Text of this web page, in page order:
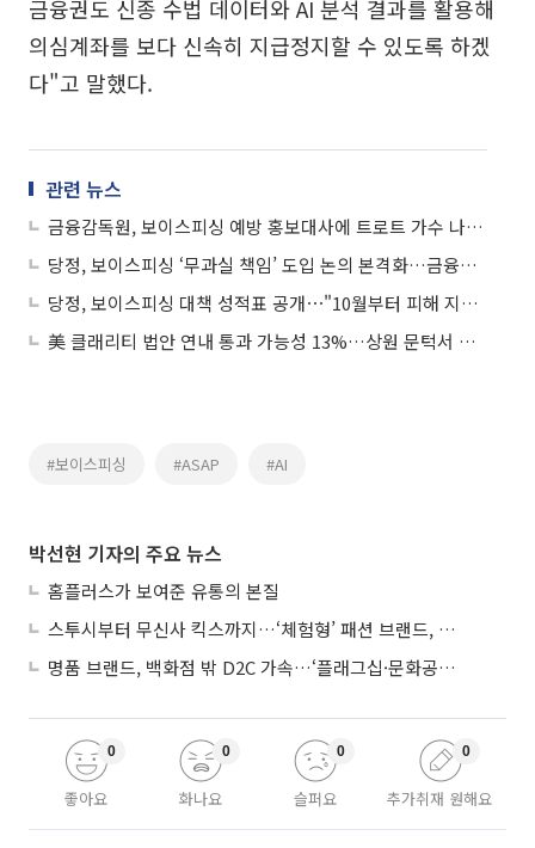
금융권도 신종 수법 데이터와 AI 분석 결과를 활용해
의심계좌를 보다 신속히 지급정지할 수 있도록 하겠
다"고 말했다.
관련 뉴스
금융감독원, 보이스피싱 예방 홍보대사에 트로트 가수 나태주 위촉
당정, 보이스피싱 ‘무과실 책임’ 도입 논의 본격화…금융사 책임 확대
당정, 보이스피싱 대책 성적표 공개⋯"10월부터 피해 지표 꺾여"
美 클래리티 법안 연내 통과 가능성 13%…상원 문턱서 제동
#보이스피싱 #ASAP #AI
박선현 기자의 주요 뉴스
홈플러스가 보여준 유통의 본질
스투시부터 무신사 킥스까지…‘체험형’ 패션 브랜드, 잇단 제주행
명품 브랜드, 백화점 밖 D2C 가속…‘플래그십·문화공간’ 전략 눈길
좋아요
0
화나요
0
슬퍼요
0
추가취재 원해요
0